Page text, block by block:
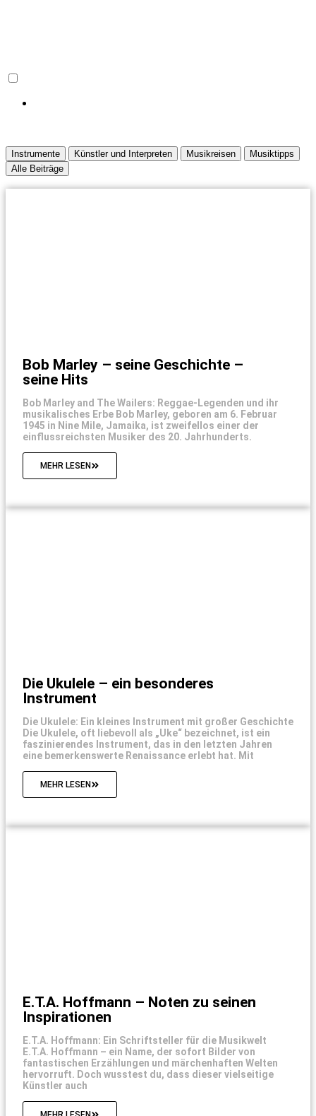
Instrumente Künstler und Interpreten Musikreisen
Musiktipps
Alle Beiträge
Bob Marley – seine Geschichte –
seine Hits
Bob Marley and The Wailers: Reggae-Legenden und ihr
musikalisches Erbe Bob Marley, geboren am 6. Februar
1945 in Nine Mile, Jamaika, ist zweifellos einer der
einflussreichsten Musiker des 20. Jahrhunderts.
MEHR LESEN
Die Ukulele – ein besonderes
Instrument
Die Ukulele: Ein kleines Instrument mit großer Geschichte
Die Ukulele, oft liebevoll als „Uke“ bezeichnet, ist ein
faszinierendes Instrument, das in den letzten Jahren
eine bemerkenswerte Renaissance erlebt hat. Mit
MEHR LESEN
E.T.A. Hoffmann – Noten zu seinen
Inspirationen
E.T.A. Hoffmann: Ein Schriftsteller für die Musikwelt
E.T.A. Hoffmann – ein Name, der sofort Bilder von
fantastischen Erzählungen und märchenhaften Welten
hervorruft. Doch wusstest du, dass dieser vielseitige
Künstler auch